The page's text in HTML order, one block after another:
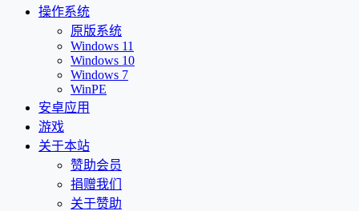
操作系统
原版系统
Windows 11
Windows 10
Windows 7
WinPE
安卓应用
游戏
关于本站
赞助会员
捐赠我们
关于赞助